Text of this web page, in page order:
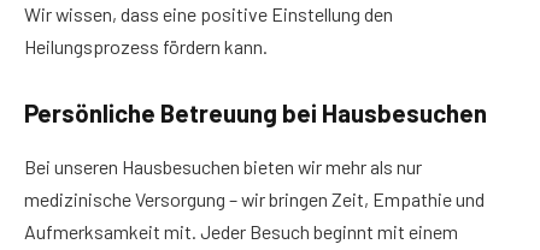
Wir wissen, dass eine positive Einstellung den
Heilungsprozess fördern kann.
Persönliche Betreuung bei Hausbesuchen
Bei unseren Hausbesuchen bieten wir mehr als nur
medizinische Versorgung – wir bringen Zeit, Empathie und
Aufmerksamkeit mit. Jeder Besuch beginnt mit einem